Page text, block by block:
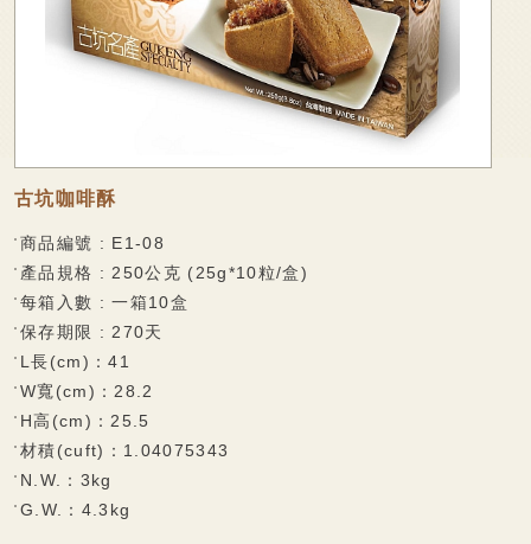
聯絡我們
麻糬派餅系列
香脆蛋捲
乳果大福系列
果凍系列
巧克力披覆系列
水果酥系列
雪花酥系列
杏仁餅系列
觀光專區
雪花酥系列
古坑咖啡酥
商品編號 : E1-08
產品規格 : 250公克 (25g*10粒/盒)
每箱入數 : 一箱10盒
保存期限 : 270天
L長(cm)：41
W寬(cm)：28.2
H高(cm)：25.5
材積(cuft)：1.04075343
N.W.：3kg
G.W.：4.3kg